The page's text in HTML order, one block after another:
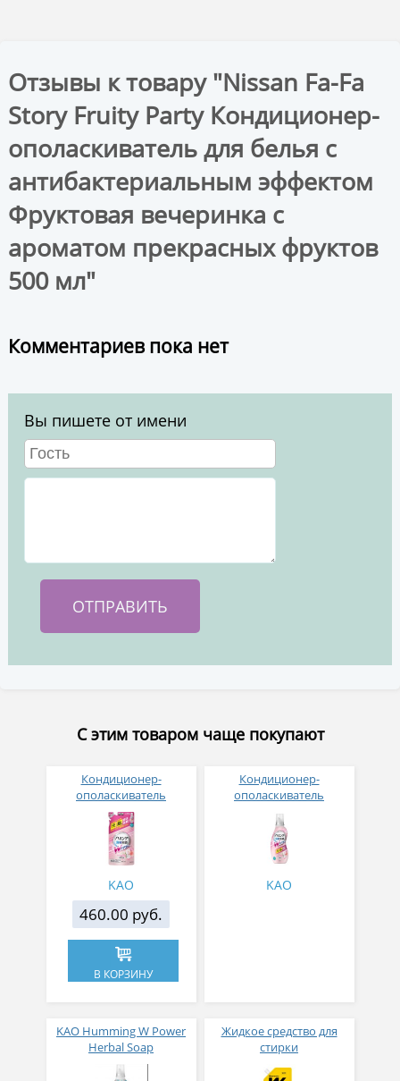
Отзывы к товару "Nissan Fa-Fa
Story Fruity Party Кондиционер-
ополаскиватель для белья с
антибактериальным эффектом
Фруктовая вечеринка с
ароматом прекрасных фруктов
500 мл"
Комментариев пока нет
Вы пишете от имени
С этим товаром чаще покупают
Кондиционер-
ополаскиватель
Humming для белья
концентрат, с двойным
дезодорирующим
эффектом, для сушки в
Свежий букет 400 мл,
мягкая упаковка
KAO
460.00 руб.
В КОРЗИНУ
Кондиционер-
ополаскиватель
Humming для белья
концентрат, с двойным
дезодорирующим
эффектом, для сушки в
Свежий букет 530 мл
KAO
KAO Humming W Power
Herbal Soap
Кондиционер для белья
Жидкое средство для
стирки
сильнозагрязненной